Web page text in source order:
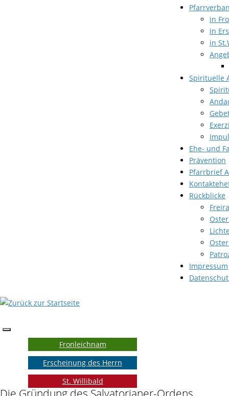
in
in
in
Spirituelle
Ehe- und
Prävention
Pfarrbrief
Rückblicke
Impressum
Fronleichnam
Erscheinung des Herrn
St. Willibald